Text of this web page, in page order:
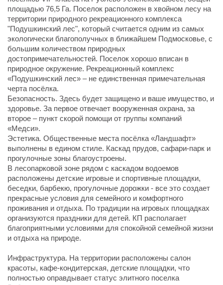
площадью 76,5 Га. Поселок расположен в хвойном лесу на
территории природного рекреационного комплекса
"Подушкинский лес", который считается одним из самых
экологически благополучных в ближайшем Подмосковье, с
большим количеством природных
достопримечательностей. Поселок хорошо вписан в
природное окружение. Рекреационный комплекс
«Подушкинский лес» – не единственная примечательная
черта посёлка.
Безопасность. Здесь будет защищено и ваше имущество, и
здоровье. За первое отвечает вооруженная охрана, за
второе – пункт скорой помощи от группы компаний
«Медси».
Эстетика. Общественные места посёлка «Ландшафт»
выполнены в едином стиле. Каскад прудов, сафари-парк и
прогулочные зоны благоустроены.
В лесопарковой зоне рядом с каскадом водоемов
расположены детские игровые и спортивные площадки,
беседки, барбекю, прогулочные дорожки - все это создает
прекрасные условия для семейного и комфортного
проживания и отдыха. По традиции на игровых площадках
организуются праздники для детей. КП располагает
благоприятными условиями для спокойной семейной жизни
и отдыха на природе.
Инфраструктура. На территории расположены салон
красоты, кафе-кондитерская, детские площадки, что
полностью оправдывает статус элитного поселка